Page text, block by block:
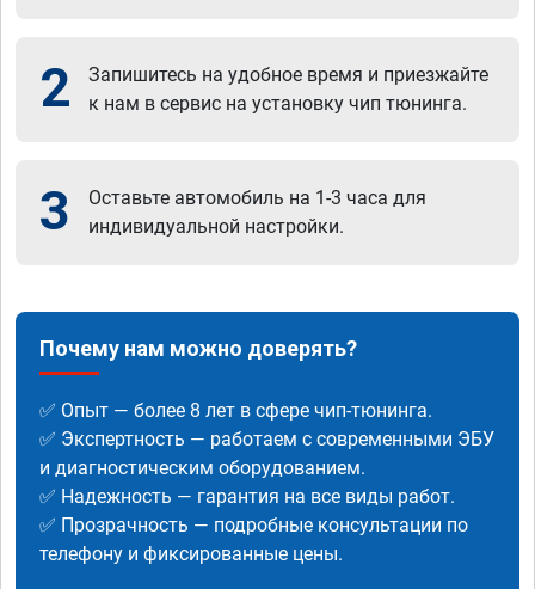
2
Запишитесь на удобное время и приезжайте
к нам в сервис на установку чип тюнинга.
3
Оставьте автомобиль на 1-3 часа для
индивидуальной настройки.
Почему нам можно доверять?
✅ Опыт — более 8 лет в сфере чип-тюнинга.
✅ Экспертность — работаем с современными ЭБУ
и диагностическим оборудованием.
✅ Надежность — гарантия на все виды работ.
✅ Прозрачность — подробные консультации по
телефону и фиксированные цены.